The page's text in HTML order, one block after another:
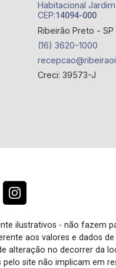
Habitacional
CEP:14094-000
Ribeirão Preto - SP
(16) 3620-1000
Creci: 39573-J
ilustrativos - não fazem
aos valores e dados
alteração no decorrer da
site não implicam em